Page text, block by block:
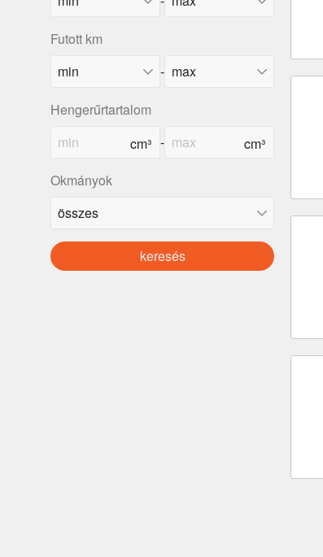
Futott km
-
Hengerűrtartalom
-
Okmányok
keresés